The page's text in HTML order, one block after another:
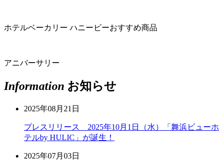
ホテルベーカリー ハニービーおすすめ商品
アニバーサリー
Information お知らせ
2025年08月21日
プレスリリース 2025年10月1日（水）「舞浜ビューホ
テルby HULIC」が誕生！
2025年07月03日